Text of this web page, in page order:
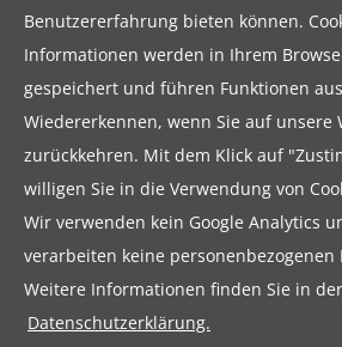
Benutzererfahrung bieten können.
Informationen werden in Ihrem
gespeichert und führen Funktionen
Wiedererkennen, wenn Sie auf unsere
zurückkehren. Mit dem Klick auf
willigen Sie in die Verwendung von
Wir verwenden kein Google Analytics
verarbeiten keine personenbezogenen
Weitere Informationen finden Sie in der
Datenschutzerklärung.